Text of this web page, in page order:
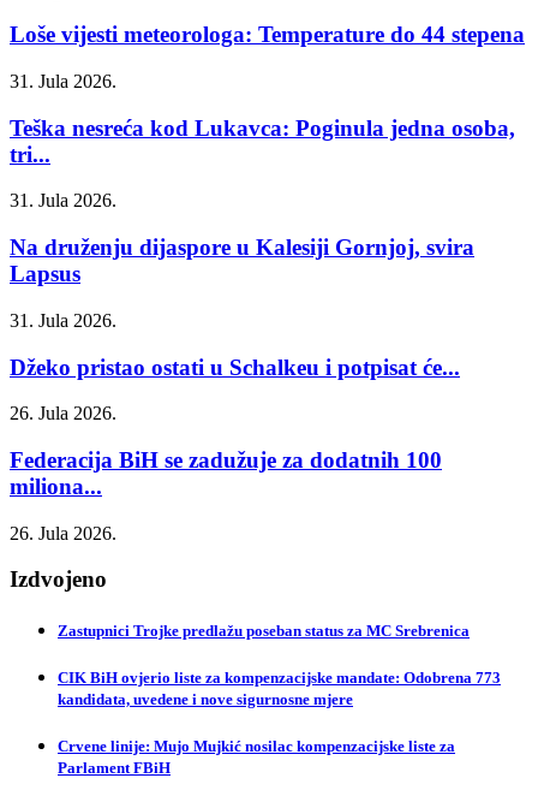
Loše vijesti meteorologa: Temperature do 44 stepena
31. Jula 2026.
Teška nesreća kod Lukavca: Poginula jedna osoba,
tri...
31. Jula 2026.
Na druženju dijaspore u Kalesiji Gornjoj, svira
Lapsus
31. Jula 2026.
Džeko pristao ostati u Schalkeu i potpisat će...
26. Jula 2026.
Federacija BiH se zadužuje za dodatnih 100
miliona...
26. Jula 2026.
Izdvojeno
Zastupnici Trojke predlažu poseban status za MC Srebrenica
CIK BiH ovjerio liste za kompenzacijske mandate: Odobrena 773
kandidata, uvedene i nove sigurnosne mjere
Crvene linije: Mujo Mujkić nosilac kompenzacijske liste za
Parlament FBiH